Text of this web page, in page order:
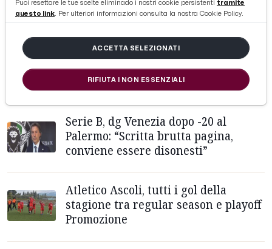
Paranchi manuali: cosa sono e come
si utilizzano
Serie B, dg Venezia dopo -20 al
Palermo: “Scritta brutta pagina,
conviene essere disonesti”
Atletico Ascoli, tutti i gol della
stagione tra regular season e playoff
Promozione
Puoi resettare le tue scelte eliminado i nostri cookie persistenti tramite
questo link. Per ulteriori informazioni consulta la nostra Cookie Policy.
ACCETTA SELEZIONATI
RIFIUTA I NON ESSENZIALI